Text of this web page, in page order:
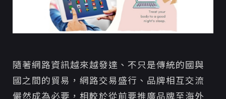
隨著網路資訊越來越發達、不只是傳統的國與
國之間的貿易，網路交易盛行、品牌相互交流
儼然成為必要，相較於從前要推廣品牌至海外